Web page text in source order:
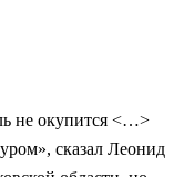
не окупится <…>
сказал Леонид